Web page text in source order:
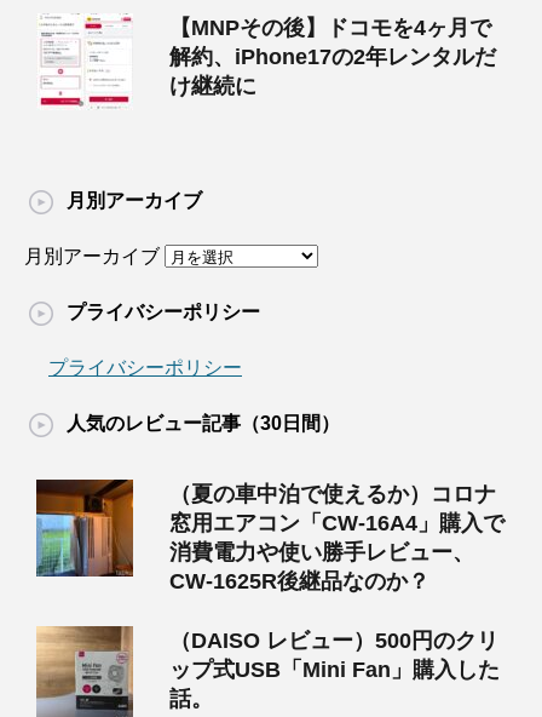
【MNPその後】ドコモを4ヶ月で
解約、iPhone17の2年レンタルだ
け継続に
月別アーカイブ
月別アーカイブ
プライバシーポリシー
プライバシーポリシー
人気のレビュー記事（30日間）
（夏の車中泊で使えるか）コロナ
窓用エアコン「CW-16A4」購入で
消費電力や使い勝手レビュー、
CW-1625R後継品なのか？
（DAISO レビュー）500円のクリ
ップ式USB「Mini Fan」購入した
話。